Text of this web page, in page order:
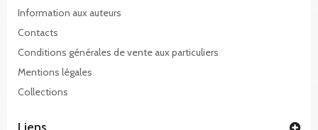
Information aux auteurs
Contacts
Conditions générales de vente aux particuliers
Mentions légales
Collections